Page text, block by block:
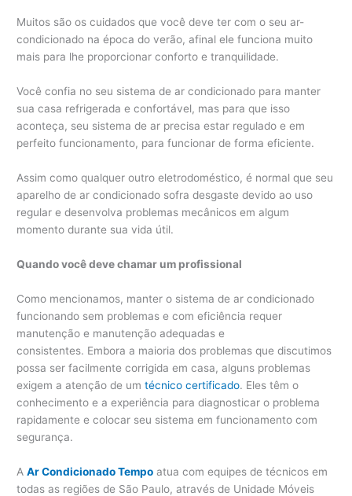
Muitos são os cuidados que você deve ter com o seu ar-
condicionado na época do verão, afinal ele funciona muito
mais para lhe proporcionar conforto e tranquilidade.
Você confia no seu sistema de ar condicionado para manter
sua casa refrigerada e confortável, mas para que isso
aconteça, seu sistema de ar precisa estar regulado e em
perfeito funcionamento, para funcionar de forma eficiente.
Assim como qualquer outro eletrodoméstico, é normal que seu
aparelho de ar condicionado sofra desgaste devido ao uso
regular e desenvolva problemas mecânicos em algum
momento durante sua vida útil.
Quando você deve chamar um profissional
Como mencionamos, manter o sistema de ar condicionado
funcionando sem problemas e com eficiência requer
manutenção e manutenção adequadas e
consistentes. Embora a maioria dos problemas que discutimos
possa ser facilmente corrigida em casa, alguns problemas
exigem a atenção de umtécnico certificado. Eles têm o
conhecimento e a experiência para diagnosticar o problema
rapidamente e colocar seu sistema em funcionamento com
segurança.
AAr Condicionado Tempo atua com equipes de técnicos em
todas as regiões de São Paulo, através de Unidade Móveis